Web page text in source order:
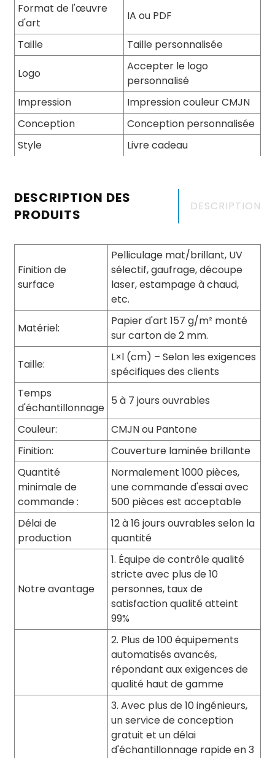
Format de l'œuvre
d'art
IA ou PDF
Taille Taille personnalisée
Logo
Accepter le logo
personnalisé
Impression
Impression couleur CMJN
Conception
Conception personnalisée
Style
Livre cadeau
DESCRIPTION DES
PRODUITS
DESCRIPTION
Finition de
surface
Pelliculage mat/brillant, UV
sélectif, gaufrage, découpe
laser, estampage à chaud,
etc.
Matériel:
Papier d'art 157 g/m² monté
sur carton de 2 mm.
Taille:
L×l (cm) – Selon les exigences
spécifiques des clients
Temps
d'échantillonnage
5 à 7 jours ouvrables
Couleur:
CMJN ou Pantone
Finition:
Couverture laminée brillante
Quantité
minimale de
commande :
Normalement 1000 pièces,
une commande d'essai avec
500 pièces est acceptable
Délai de
production
12 à 16 jours ouvrables selon la
quantité
Notre avantage
1. Équipe de contrôle qualité
stricte avec plus de 10
personnes, taux de
satisfaction qualité atteint
99%
2. Plus de 100 équipements
automatisés avancés,
répondant aux exigences de
qualité haut de gamme
3. Avec plus de 10 ingénieurs,
un service de conception
gratuit et un délai
d'échantillonnage rapide en 3